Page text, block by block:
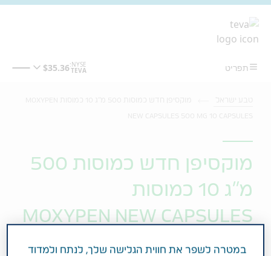
מוקסיפן חדש כמוסות 500
מ"ג 10 כמוסות
MOXYPEN NEW CAPSULES
500 MG 10 CAPSULES
במטרה לשפר את חווית הגלישה שלך, לנתח ולמדוד